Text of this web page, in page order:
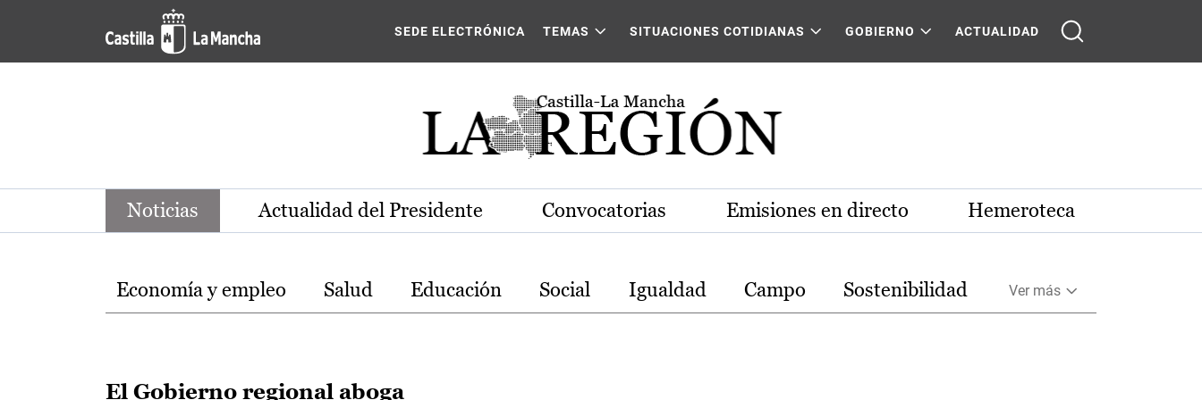
Pasar al contenido principal
Noticias de la región de Castilla-La Mancha
SEDE ELECTRÓNICA TEMAS SITUACIONES COTIDIANAS GOBIERNO ACTUALIDAD
Noticias Actualidad del Presidente Convocatorias Emisiones en directo Hemeroteca
Temas
Economía y empleo Salud Educación Social Igualdad Campo Sostenibilidad Ver más
El Gobierno regional aboga